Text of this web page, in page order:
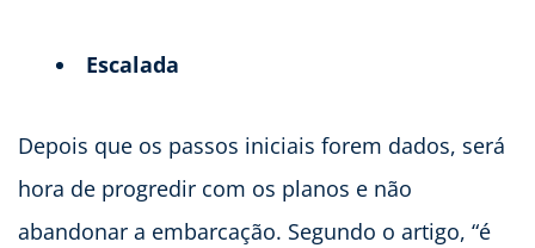
Escalada
Depois que os passos iniciais forem dados, será
hora de progredir com os planos e não
abandonar a embarcação. Segundo o artigo, “é